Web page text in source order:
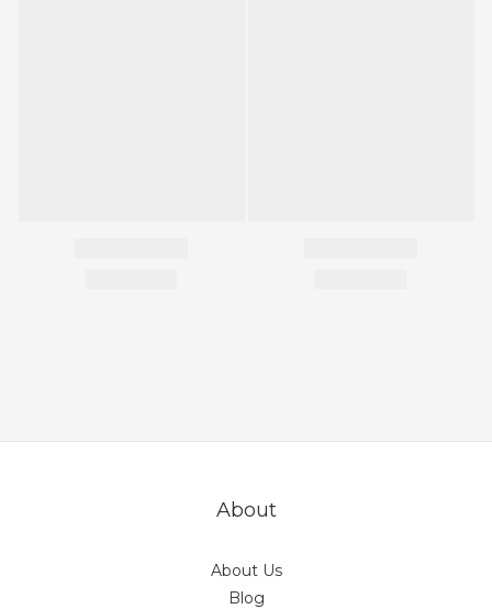
About
About Us
Blog